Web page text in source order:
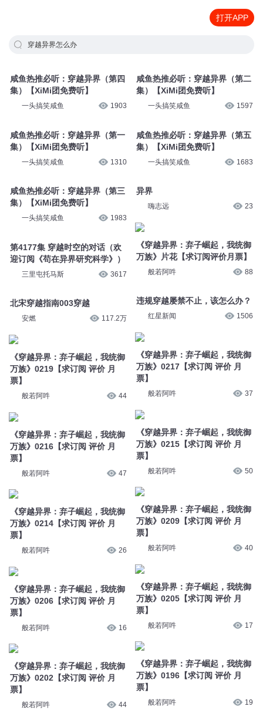
打开APP
穿越异界怎么办
咸鱼热推必听：穿越异界（第四
集）【XiMi团免费听】
一头搞笑咸鱼 1903
咸鱼热推必听：穿越异界（第一
集）【XiMi团免费听】
一头搞笑咸鱼 1310
咸鱼热推必听：穿越异界（第三
集）【XiMi团免费听】
一头搞笑咸鱼 1983
第4177集 穿越时空的对话（欢
迎订阅《苟在异界研究科学》）
三里屯托马斯 3617
北宋穿越指南003穿越
安燃 117.2万
《穿越异界：弃子崛起，我统御
万族》0219【求订阅 评价 月
票】
般若阿吽 44
《穿越异界：弃子崛起，我统御
万族》0216【求订阅 评价 月
票】
般若阿吽 47
《穿越异界：弃子崛起，我统御
万族》0214【求订阅 评价 月
票】
般若阿吽 26
《穿越异界：弃子崛起，我统御
万族》0206【求订阅 评价 月
票】
般若阿吽 16
《穿越异界：弃子崛起，我统御
万族》0202【求订阅 评价 月
票】
般若阿吽 44
咸鱼热推必听：穿越异界（第二
集）【XiMi团免费听】
一头搞笑咸鱼 1597
咸鱼热推必听：穿越异界（第五
集）【XiMi团免费听】
一头搞笑咸鱼 1683
异界
嗨志远 23
《穿越异界：弃子崛起，我统御
万族》片花【求订阅评价月票】
般若阿吽 88
违规穿越屡禁不止，该怎么办？
红星新闻 1506
《穿越异界：弃子崛起，我统御
万族》0217【求订阅 评价 月
票】
般若阿吽 37
《穿越异界：弃子崛起，我统御
万族》0215【求订阅 评价 月
票】
般若阿吽 50
《穿越异界：弃子崛起，我统御
万族》0209【求订阅 评价 月
票】
般若阿吽 40
《穿越异界：弃子崛起，我统御
万族》0205【求订阅 评价 月
票】
般若阿吽 17
《穿越异界：弃子崛起，我统御
万族》0196【求订阅 评价 月
票】
般若阿吽 19